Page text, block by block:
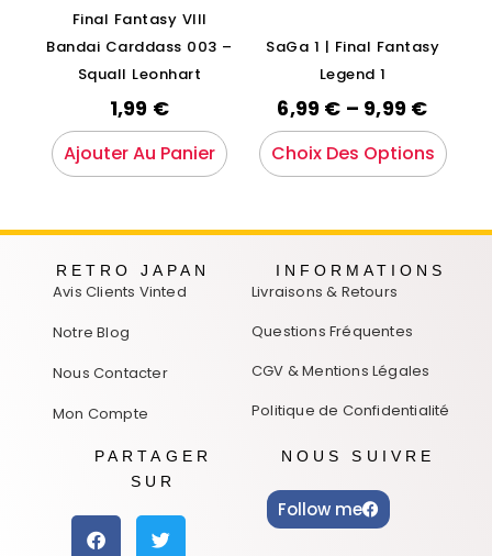
Final Fantasy VIII
Bandai Carddass 003 –
Squall Leonhart
1,99 €
Ajouter Au Panier
SaGa 1 | Final Fantasy
Legend 1
6,99 € – 9,99 €
Choix Des Options
RETRO JAPAN
Avis Clients Vinted
Notre Blog
Nous Contacter
Mon Compte
INFORMATIONS
Livraisons & Retours
Questions Fréquentes
CGV & Mentions Légales
Politique de Confidentialité
PARTAGER
SUR
NOUS SUIVRE
Follow me